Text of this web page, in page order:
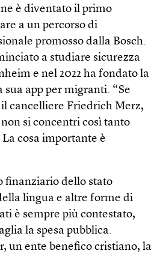
è diventato il primo
a un percorso di
promosso dalla Bosch.
a studiare sicurezza
e nel 2022 ha fondato la
sua app per migranti. “Se
cancelliere Friedrich Merz,
si concentri così tanto
cosa importante è
finanziario dello stato
lingua e altre forme di
è sempre più contestato,
la spesa pubblica.
un ente benefico cristiano, la